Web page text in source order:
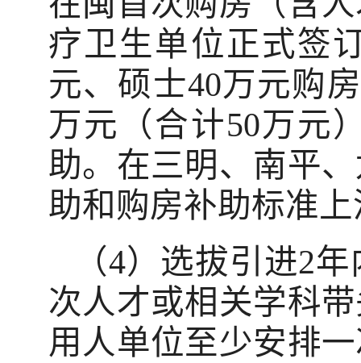
疗卫生单位正式签
元、硕士40万元购
万元（合计50万元
助。在三明、南平
助和购房补助标准上
（4）选拔引进2
次人才或相关学科
用人单位至少安排